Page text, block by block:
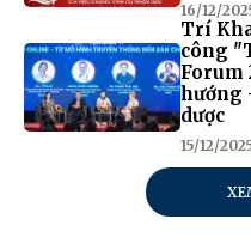
16/12/
Trí
công
Forum
hướng
dược
15/12/